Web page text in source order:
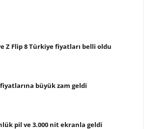
Z Flip 8 Türkiye fiyatları belli oldu
büyük zam geldi
pil ve 3.000 nit ekranla geldi